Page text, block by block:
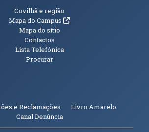
Adicionais
Covilhã e região
Mapa do Campus(abre em nova janela)
Mapa do sítio
Contactos
Lista Telefónica
Procurar
e Reclamações Livro Amarelo
Canal Denúncia(abre em nova janela)